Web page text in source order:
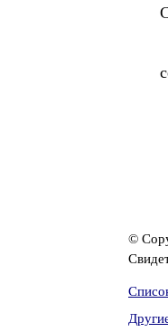
©